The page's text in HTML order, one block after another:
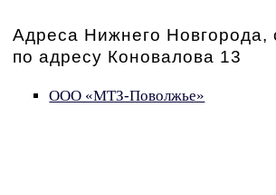
Адреса Нижнего Новгорода,
по адресу Коновалова 13
ООО «МТЗ­-Поволжье»